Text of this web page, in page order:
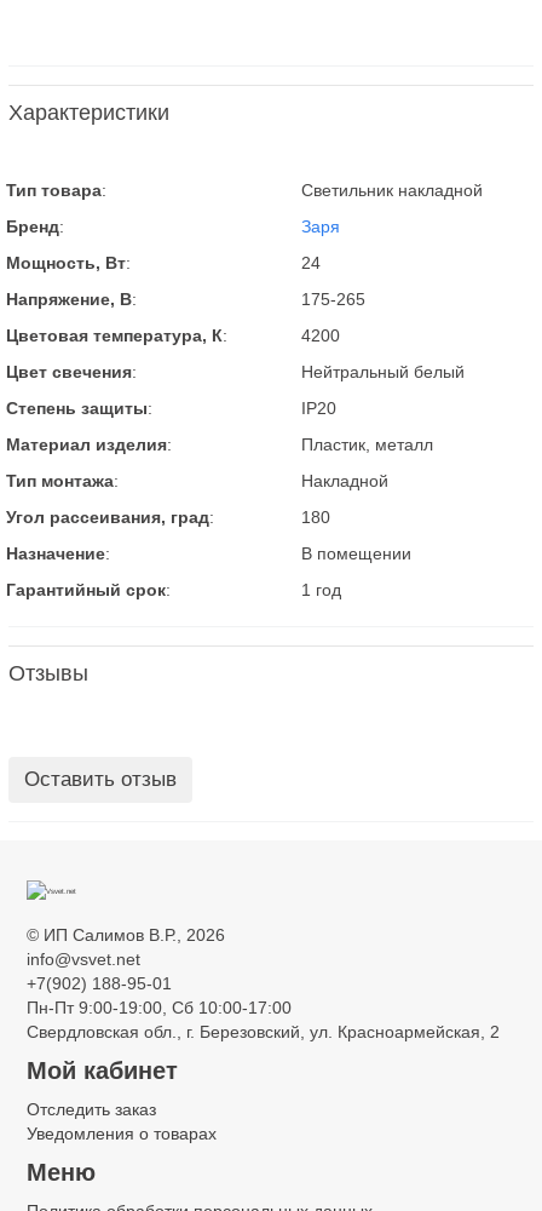
Характеристики
Тип товара:
Светильник накладной
Бренд:
Заря
Мощность, Вт:
24
Напряжение, В:
175-265
Цветовая температура, К:
4200
Цвет свечения:
Нейтральный белый
Степень защиты:
IP20
Материал изделия:
Пластик, металл
Тип монтажа:
Накладной
Угол рассеивания, град:
180
Назначение:
В помещении
Гарантийный срок: 1 год
Отзывы
Оставить отзыв
© ИП Салимов В.Р. , 2026
info@vsvet.net
+7(902) 188-95-01
Пн-Пт 9:00-19:00, Сб 10:00-17:00
Свердловская обл., г. Березовский, ул. Красноармейская, 2
Мой кабинет
Отследить заказ
Уведомления о товарах
Меню